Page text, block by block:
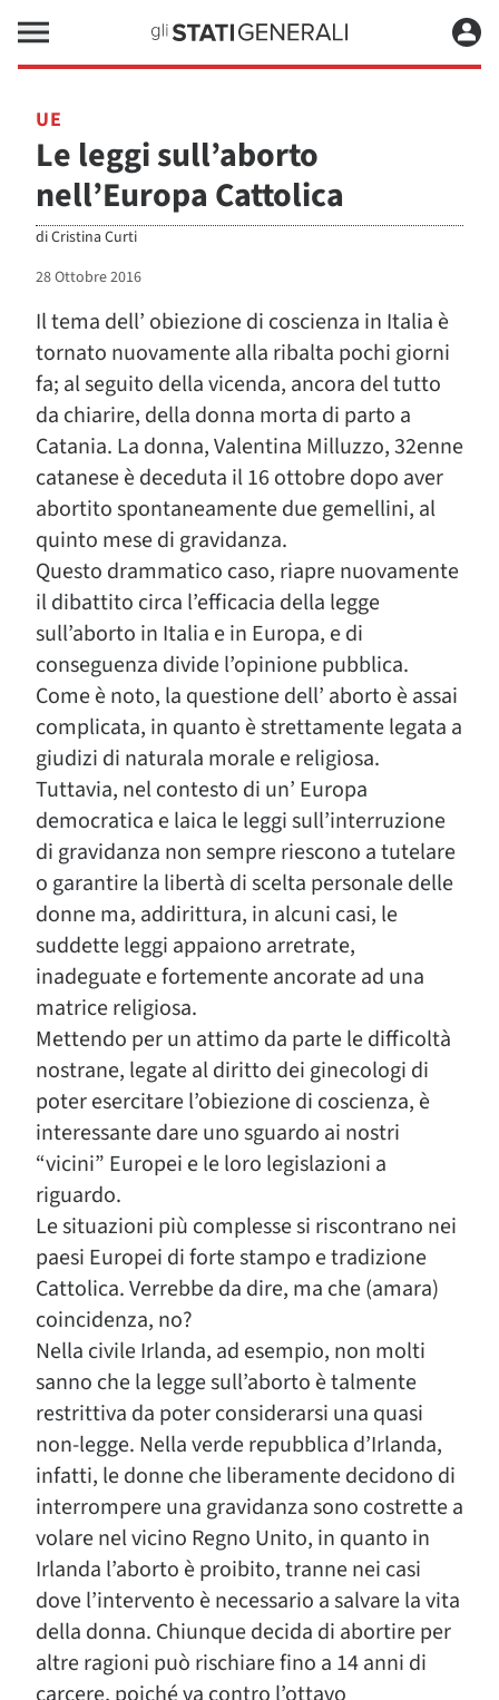
UE
Le leggi sull’aborto
nell’Europa Cattolica
diCristina Curti
28 Ottobre 2016
Il tema dell’ obiezione di coscienza in Italia è
tornato nuovamente alla ribalta pochi giorni
fa; al seguito della vicenda, ancora del tutto
da chiarire, della donna morta di parto a
Catania. La donna, Valentina Milluzzo, 32enne
catanese è deceduta il 16 ottobre dopo aver
abortito spontaneamente due gemellini, al
quinto mese di gravidanza.
Questo drammatico caso, riapre nuovamente
il dibattito circa l’efficacia della legge
sull’aborto in Italia e in Europa, e di
conseguenza divide l’opinione pubblica.
Come è noto, la questione dell’ aborto è assai
complicata, in quanto è strettamente legata a
giudizi di naturala morale e religiosa.
Tuttavia, nel contesto di un’ Europa
democratica e laica le leggi sull’interruzione
di gravidanza non sempre riescono a tutelare
o garantire la libertà di scelta personale delle
donne ma, addirittura, in alcuni casi, le
suddette leggi appaiono arretrate,
inadeguate e fortemente ancorate ad una
matrice religiosa.
Mettendo per un attimo da parte le difficoltà
nostrane, legate al diritto dei ginecologi di
poter esercitare l’obiezione di coscienza, è
interessante dare uno sguardo ai nostri
“vicini” Europei e le loro legislazioni a
riguardo.
Le situazioni più complesse si riscontrano nei
paesi Europei di forte stampo e tradizione
Cattolica. Verrebbe da dire, ma che (amara)
coincidenza, no?
Nella civile Irlanda, ad esempio, non molti
sanno che la legge sull’aborto è talmente
restrittiva da poter considerarsi una quasi
non-legge. Nella verde repubblica d’Irlanda,
infatti, le donne che liberamente decidono di
interrompere una gravidanza sono costrette a
volare nel vicino Regno Unito, in quanto in
Irlanda l’aborto è proibito, tranne nei casi
dove l’intervento è necessario a salvare la vita
della donna. Chiunque decida di abortire per
altre ragioni può rischiare fino a 14 anni di